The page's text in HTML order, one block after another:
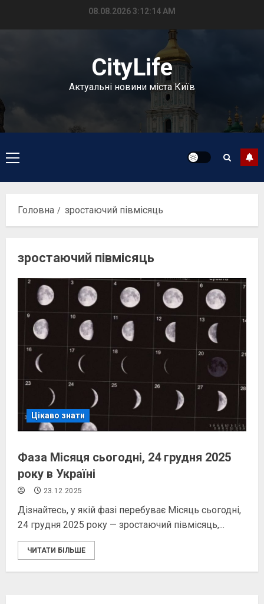
08.08.2026 3:12:14 AM
CityLife
Актуальні новини міста Київ
Головне
меню
Головна зростаючий півмісяць
зростаючий півмісяць
Цікаво знати
Фаза Місяця сьогодні, 24 грудня 2025
року в Україні
23.12.2025
Дізнайтесь, у якій фазі перебуває Місяць сьогодні,
24 грудня 2025 року — зростаючий півмісяць,...
ЧИТАТИ БІЛЬШЕ